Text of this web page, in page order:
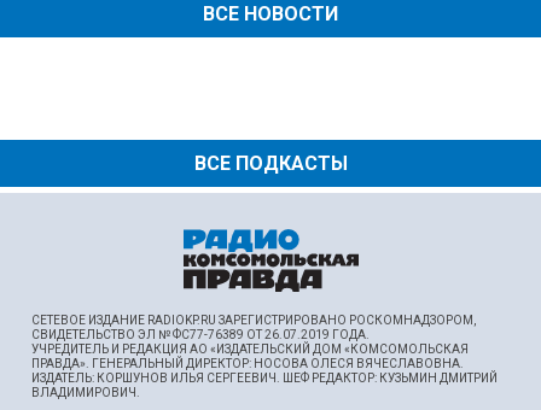
ВСЕ ПОДКАСТЫ
ВСЕ НОВОСТИ
СЕТЕВОЕ ИЗДАНИЕ RADIOKP.RU ЗАРЕГИСТРИРОВАНО РОСКОМНАДЗОРОМ,
СВИДЕТЕЛЬСТВО ЭЛ № ФС77-76389 ОТ 26.07.2019 ГОДА.
УЧРЕДИТЕЛЬ И РЕДАКЦИЯ АО «ИЗДАТЕЛЬСКИЙ ДОМ «КОМСОМОЛЬСКАЯ
ПРАВДА». ГЕНЕРАЛЬНЫЙ ДИРЕКТОР: НОСОВА ОЛЕСЯ ВЯЧЕСЛАВОВНА.
ИЗДАТЕЛЬ: КОРШУНОВ ИЛЬЯ СЕРГЕЕВИЧ. ШEФ РЕДАКТОР: КУЗЬМИН ДМИТРИЙ
ВЛАДИМИРОВИЧ.